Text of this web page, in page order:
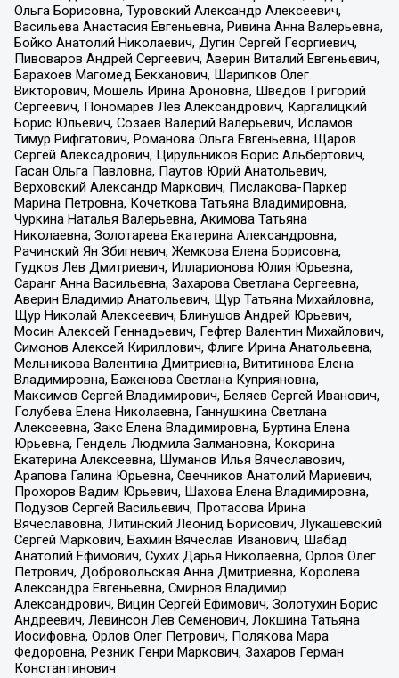
Ольга Борисовна, Туровский Александр Алексеевич,
Васильева Анастасия Евгеньевна, Ривина Анна Валерьевна,
Бойко Анатолий Николаевич, Дугин Сергей Георгиевич,
Пивоваров Андрей Сергеевич, Аверин Виталий Евгеньевич,
Барахоев Магомед Бекханович, Шарипков Олег
Викторович, Мошель Ирина Ароновна, Шведов Григорий
Сергеевич, Пономарев Лев Александрович, Каргалицкий
Борис Юльевич, Созаев Валерий Валерьевич, Исламов
Тимур Рифгатович, Романова Ольга Евгеньевна, Щаров
Сергей Алексадрович, Цирульников Борис Альбертович,
Гасан Ольга Павловна, Паутов Юрий Анатольевич,
Верховский Александр Маркович, Пислакова-Паркер
Марина Петровна, Кочеткова Татьяна Владимировна,
Чуркина Наталья Валерьевна, Акимова Татьяна
Николаевна, Золотарева Екатерина Александровна,
Рачинский Ян Збигневич, Жемкова Елена Борисовна,
Гудков Лев Дмитриевич, Илларионова Юлия Юрьевна,
Саранг Анна Васильевна, Захарова Светлана Сергеевна,
Аверин Владимир Анатольевич, Щур Татьяна Михайловна,
Щур Николай Алексеевич, Блинушов Андрей Юрьевич,
Мосин Алексей Геннадьевич, Гефтер Валентин Михайлович,
Симонов Алексей Кириллович, Флиге Ирина Анатольевна,
Мельникова Валентина Дмитриевна, Вититинова Елена
Владимировна, Баженова Светлана Куприяновна,
Максимов Сергей Владимирович, Беляев Сергей Иванович,
Голубева Елена Николаевна, Ганнушкина Светлана
Алексеевна, Закс Елена Владимировна, Буртина Елена
Юрьевна, Гендель Людмила Залмановна, Кокорина
Екатерина Алексеевна, Шуманов Илья Вячеславович,
Арапова Галина Юрьевна, Свечников Анатолий Мариевич,
Прохоров Вадим Юрьевич, Шахова Елена Владимировна,
Подузов Сергей Васильевич, Протасова Ирина
Вячеславовна, Литинский Леонид Борисович, Лукашевский
Сергей Маркович, Бахмин Вячеслав Иванович, Шабад
Анатолий Ефимович, Сухих Дарья Николаевна, Орлов Олег
Петрович, Добровольская Анна Дмитриевна, Королева
Александра Евгеньевна, Смирнов Владимир
Александрович, Вицин Сергей Ефимович, Золотухин Борис
Андреевич, Левинсон Лев Семенович, Локшина Татьяна
Иосифовна, Орлов Олег Петрович, Полякова Мара
Федоровна, Резник Генри Маркович, Захаров Герман
Константинович